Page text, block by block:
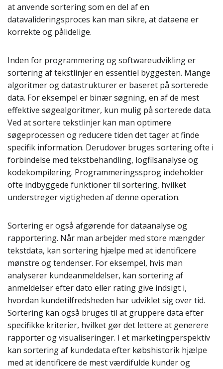
at anvende sortering som en del af en
datavalideringsproces kan man sikre, at dataene er
korrekte og pålidelige.
Inden for programmering og softwareudvikling er
sortering af tekstlinjer en essentiel byggesten. Mange
algoritmer og datastrukturer er baseret på sorterede
data. For eksempel er binær søgning, en af de mest
effektive søgealgoritmer, kun mulig på sorterede data.
Ved at sortere tekstlinjer kan man optimere
søgeprocessen og reducere tiden det tager at finde
specifik information. Derudover bruges sortering ofte i
forbindelse med tekstbehandling, logfilsanalyse og
kodekompilering. Programmeringssprog indeholder
ofte indbyggede funktioner til sortering, hvilket
understreger vigtigheden af denne operation.
Sortering er også afgørende for dataanalyse og
rapportering. Når man arbejder med store mængder
tekstdata, kan sortering hjælpe med at identificere
mønstre og tendenser. For eksempel, hvis man
analyserer kundeanmeldelser, kan sortering af
anmeldelser efter dato eller rating give indsigt i,
hvordan kundetilfredsheden har udviklet sig over tid.
Sortering kan også bruges til at gruppere data efter
specifikke kriterier, hvilket gør det lettere at generere
rapporter og visualiseringer. I et marketingperspektiv
kan sortering af kundedata efter købshistorik hjælpe
med at identificere de mest værdifulde kunder og